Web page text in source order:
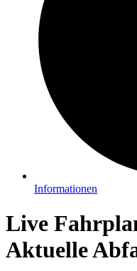
Informationen
Live
Aktuelle